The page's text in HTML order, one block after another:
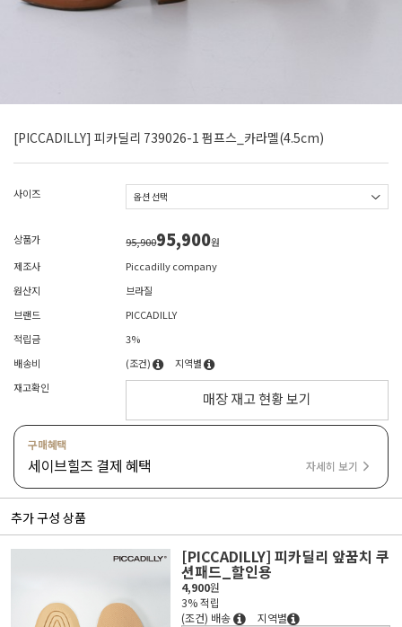
[PICCADILLY] 피카딜리 739026-1 펌프스_카라멜(4.5cm)
사이즈
상품가 95,90095,900원
제조사
Piccadilly company
원산지
브라질
브랜드
PICCADILLY
적립금
3%
배송비
(조건)
지역별
재고확인
매장 재고 현황 보기
구매혜택
세이브힐즈 결제 혜택 자세히 보기
추가 구성 상품
[PICCADILLY] 피카딜리 앞꿈치 쿠
션패드_할인용
4,900원
3% 적립
(조건) 배송
지역별